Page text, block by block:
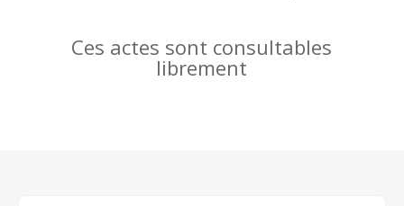
Ces actes sont consultables
librement